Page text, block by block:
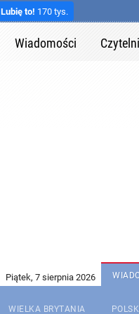
Lubię to! 170 tys.
Wiadomości
WIELKA BRYTANIA